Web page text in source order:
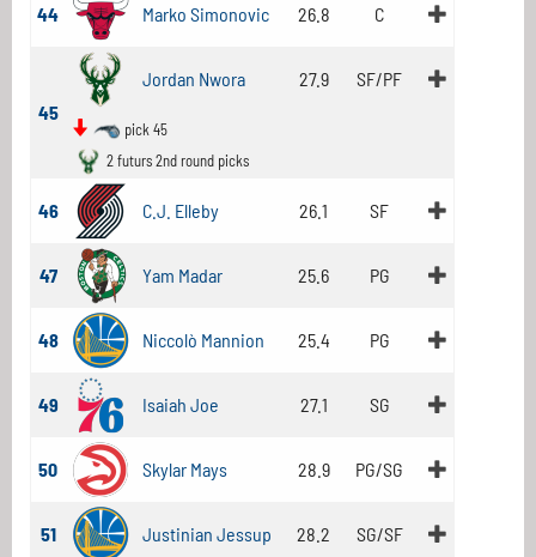
44 Marko Simonovic 26.8 C
45
Jordan Nwora 27.9 SF/PF
pick 45
2 futurs 2nd round picks
46 C.J. Elleby 26.1 SF
47 Yam Madar 25.6 PG
48 Niccolò Mannion 25.4 PG
49 Isaiah Joe 27.1 SG
50 Skylar Mays 28.9 PG/SG
51 Justinian Jessup 28.2 SG/SF